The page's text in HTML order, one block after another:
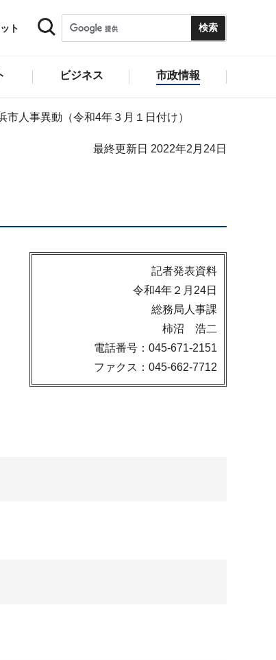
ト
ビジネス 市政情報
市人事異動（令和4年３月１日付け）
最終更新日 2022年2月24日
記者発表資料
令和4年２月24日
総務局人事課
柿沼 浩二
電話番号：045-671-2151
ファクス：045-662-7712